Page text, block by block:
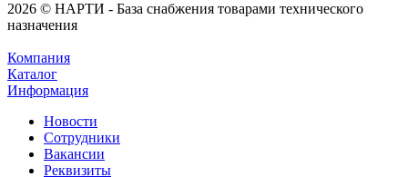
2026 © НАРТИ - База снабжения товарами технического
назначения
Компания
Каталог
Информация
Новости
Сотрудники
Вакансии
Реквизиты